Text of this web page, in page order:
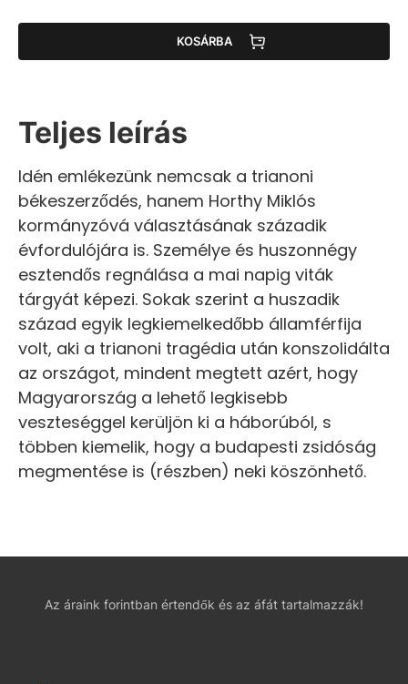
KOSÁRBA
Teljes leírás
Idén emlékezünk nemcsak a trianoni
békeszerződés, hanem Horthy Miklós
kormányzóvá választásának századik
évfordulójára is. Személye és huszonnégy
esztendős regnálása a mai napig viták
tárgyát képezi. Sokak szerint a huszadik
század egyik legkiemelkedőbb államférfija
volt, aki a trianoni tragédia után konszolidálta
az országot, mindent megtett azért, hogy
Magyarország a lehető legkisebb
veszteséggel kerüljön ki a háborúból, s
többen kiemelik, hogy a budapesti zsidóság
megmentése is (részben) neki köszönhető.
Az áraink forintban értendők és az áfát tartalmazzák!